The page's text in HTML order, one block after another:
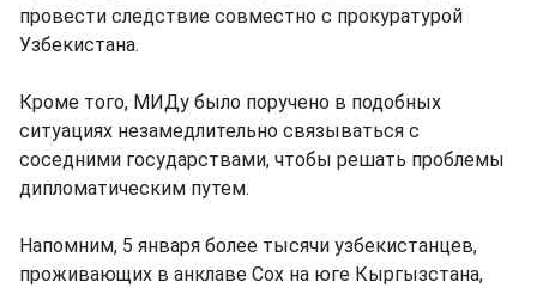
провести следствие совместно с прокуратурой
Узбекистана.
Кроме того, МИДу было поручено в подобных
ситуациях незамедлительно связываться с
соседними государствами, чтобы решать проблемы
дипломатическим путем.
Напомним, 5 января более тысячи узбекистанцев,
проживающих в анклаве Сох на юге Кыргызстана,